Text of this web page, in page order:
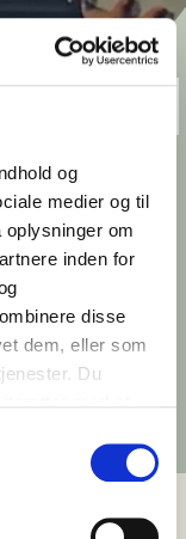
og
medier og til
om
inden for
disse
dem, eller som
Du
i
Olav de
indsats med
og